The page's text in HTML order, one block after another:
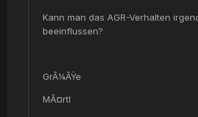
Kann man das AGR-Verhalten
beeinflussen?
GrÃ¼ÃŸe
MÃ¤rtl